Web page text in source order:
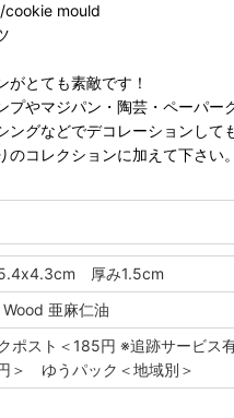
cookie mould
がとても素敵です！
プやマジパン・陶芸・ペーパー
ングなどでデコレーションして
のコレクションに加えて下さい。
5.4x4.3cm 厚み1.5cm
亜麻仁油
ポスト＜185円 ※追跡サービス
＞ ゆうパック＜地域別＞